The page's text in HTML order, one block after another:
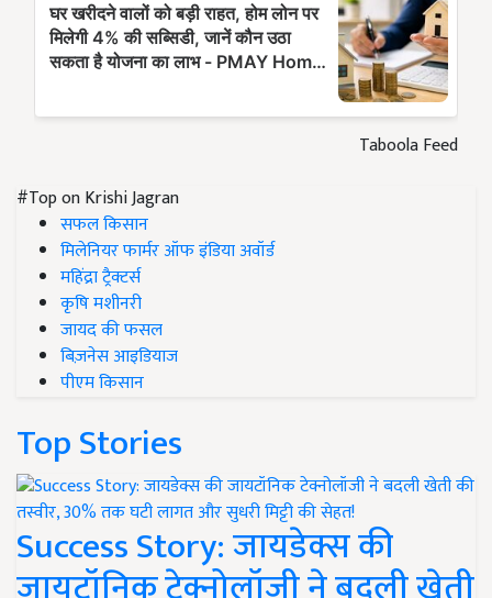
Taboola Feed
#Top on Krishi Jagran
सफल किसान
मिलेनियर फार्मर ऑफ इंडिया अवॉर्ड
महिंद्रा ट्रैक्टर्स
कृषि मशीनरी
जायद की फसल
बिज़नेस आइडियाज
पीएम किसान
Top Stories
Success Story: जायडेक्स की